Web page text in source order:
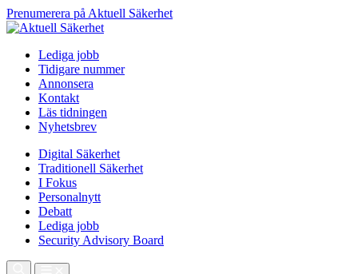
Prenumerera på Aktuell Säkerhet
Lediga jobb
Tidigare nummer
Annonsera
Kontakt
Läs tidningen
Nyhetsbrev
Digital Säkerhet
Traditionell Säkerhet
I Fokus
Personalnytt
Debatt
Lediga jobb
Security Advisory Board